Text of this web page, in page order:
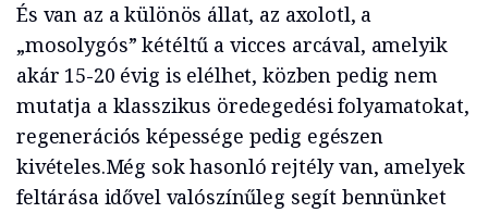
És van az a különös állat, az axolotl, a
„mosolygós” kétéltű a vicces arcával, amelyik
akár 15-20 évig is elélhet, közben pedig nem
mutatja a klasszikus öredegedési folyamatokat,
regenerációs képessége pedig egészen
kivételes.Még sok hasonló rejtély van, amelyek
feltárása idővel valószínűleg segít bennünket